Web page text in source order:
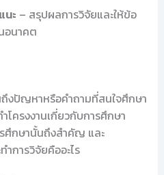
นะ – สรุปผลการวิจัยและให้ข้อ
อนาคต
ถึงปัญหาหรือคำถามที่สนใจศึกษา
โครงงานเกี่ยวกับการศึกษา
ศึกษานั้นถึงสำคัญ และ
การวิจัยคืออะไร